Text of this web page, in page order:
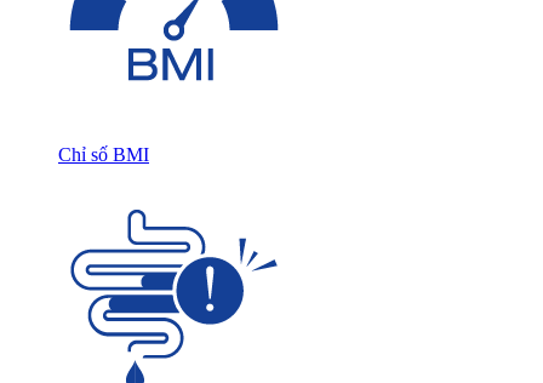
Chỉ số BMI